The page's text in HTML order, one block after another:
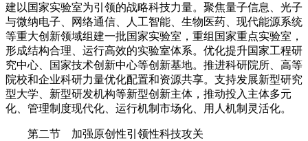
建以国家实验室为引领的战略科技力量。聚焦量子信息、光子
与微纳电子、网络通信、人工智能、生物医药、现代能源系统
等重大创新领域组建一批国家实验室，重组国家重点实验室，
形成结构合理、运行高效的实验室体系。优化提升国家工程研
究中心、国家技术创新中心等创新基地。推进科研院所、高等
院校和企业科研力量优化配置和资源共享。支持发展新型研究
型大学、新型研发机构等新型创新主体，推动投入主体多元
化、管理制度现代化、运行机制市场化、用人机制灵活化。
第二节 加强原创性引领性科技攻关